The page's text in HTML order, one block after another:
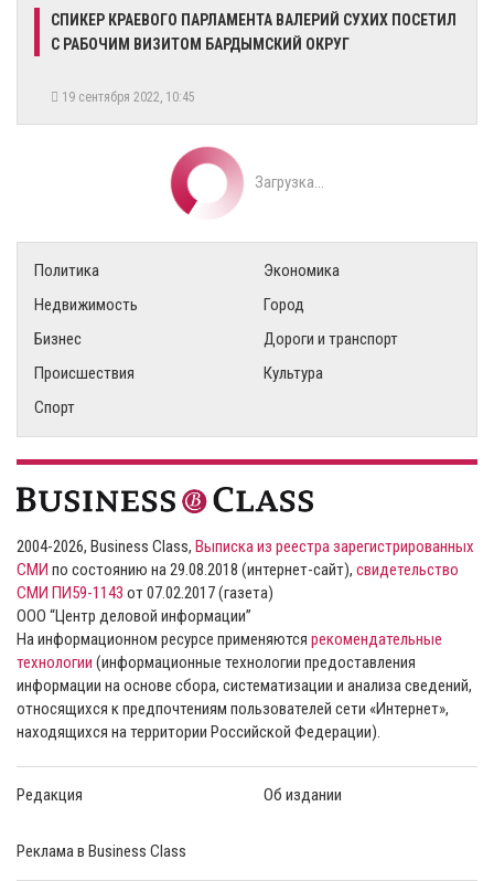
​СПИКЕР КРАЕВОГО ПАРЛАМЕНТА ВАЛЕРИЙ СУХИХ ПОСЕТИЛ
С РАБОЧИМ ВИЗИТОМ БАРДЫМСКИЙ ОКРУГ
19 сентября 2022, 10:45
Загрузка...
Политика
Экономика
Недвижимость
Город
Бизнес
Дороги и транспорт
Происшествия
Культура
Спорт
2004-2026, Business Class, Выписка из реестра зарегистрированных
СМИ по состоянию на 29.08.2018 (интернет-сайт), свидетельство
СМИ ПИ59-1143 от 07.02.2017 (газета)
ООО “Центр деловой информации”
На информационном ресурсе применяются рекомендательные
технологии (информационные технологии предоставления
информации на основе сбора, систематизации и анализа сведений,
относящихся к предпочтениям пользователей сети «Интернет»,
находящихся на территории Российской Федерации).
Редакция Об издании
Реклама в Business Class